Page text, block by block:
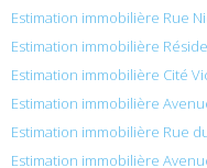
Estimation immobilière Rue
Estimation immobilière
Estimation immobilière Cité
Estimation immobilière
Estimation immobilière Rue
Estimation immobilière